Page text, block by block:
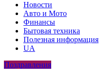
Новости
Авто и Мото
Финансы
Бытовая техника
Полезная информация
UA
Поздравления